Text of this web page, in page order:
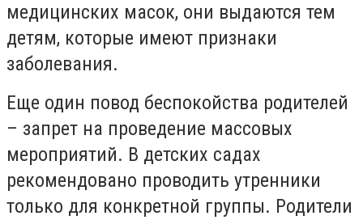
медицинских масок, они выдаются тем
детям, которые имеют признаки
заболевания.
Еще один повод беспокойства родителей
– запрет на проведение массовых
мероприятий. В детских садах
рекомендовано проводить утренники
только для конкретной группы. Родители